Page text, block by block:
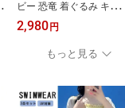
ビー 恐竜 着ぐるみ キッ
ズ パジャマ 子供 怪獣 ロ
ンパース カバーオール
子ども 赤ちゃん コスチ
ューム キッズ コス 仮装
ウィン 仮装 恐竜 コスチ
ューム 女の子 男の子 恐
2,980 円
もっと見る